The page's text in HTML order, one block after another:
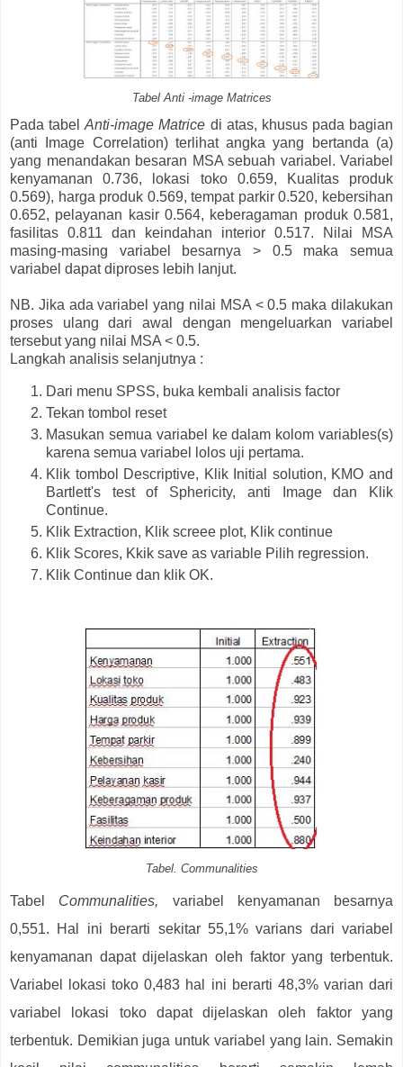
Tabel Anti -image Matrices
Pada tabelAnti-image Matrice di atas, khusus pada bagian
(anti Image Correlation) terlihat angka yang bertanda (a)
yang menandakan besaran MSA sebuah variabel. Variabel
kenyamanan 0.736, lokasi toko 0.659, Kualitas produk
0.569), harga produk 0.569, tempat parkir 0.520, kebersihan
0.652, pelayanan kasir 0.564, keberagaman produk 0.581,
fasilitas 0.811 dan keindahan interior 0.517. Nilai MSA
masing-masing variabel besarnya > 0.5 maka semua
variabel dapat diproses lebih lanjut.
NB. Jika ada variabel yang nilai MSA < 0.5 maka dilakukan
proses ulang dari awal dengan mengeluarkan variabel
tersebut yang nilai MSA < 0.5.
Langkah analisis selanjutnya :
Dari menu SPSS, buka kembali analisis factor
Tekan tombol reset
Masukan semua variabel ke dalam kolom variables(s)
karena semua variabel lolos uji pertama.
Klik tombol Descriptive, Klik Initial solution, KMO and
Bartlett's test of Sphericity, anti Image dan Klik
Continue.
Klik Extraction, Klik screee plot, Klik continue
Klik Scores, Kkik save as variable Pilih regression.
Klik Continue dan klik OK.
Tabel. Communalities
Tabel Communalities, variabel kenyamanan besarnya
0,551. Hal ini berarti sekitar 55,1% varians dari variabel
kenyamanan dapat dijelaskan oleh faktor yang terbentuk.
Variabel lokasi toko 0,483 hal ini berarti 48,3% varian dari
variabel lokasi toko dapat dijelaskan oleh faktor yang
terbentuk. Demikian juga untuk variabel yang lain. Semakin